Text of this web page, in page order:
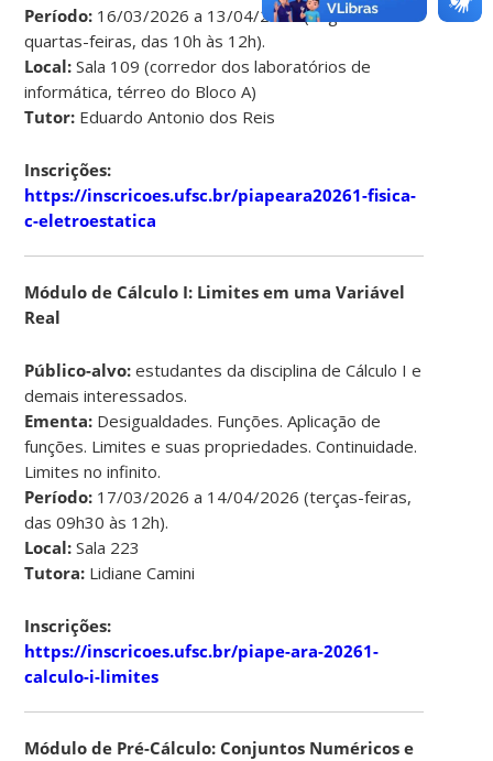
Período: 16/03/2026 a 13/04/2026 (segundas e
quartas-feiras, das 10h às 12h).
Local: Sala 109 (corredor dos laboratórios de
informática, térreo do Bloco A)
Tutor: Eduardo Antonio dos Reis
Inscrições:
https://inscricoes.ufsc.br/piapeara20261-fisica-
c-eletroestatica
Módulo de Cálculo I: Limites em uma Variável
Real
Público-alvo: estudantes da disciplina de Cálculo I e
demais interessados.
Ementa: Desigualdades. Funções. Aplicação de
funções. Limites e suas propriedades. Continuidade.
Limites no infinito.
Período: 17/03/2026 a 14/04/2026 (terças-feiras,
das 09h30 às 12h).
Local: Sala 223
Tutora: Lidiane Camini
Inscrições:
https://inscricoes.ufsc.br/piape-ara-20261-
calculo-i-limites
Módulo de Pré-Cálculo: Conjuntos Numéricos e